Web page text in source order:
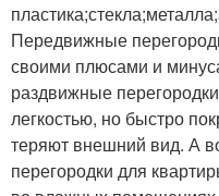
Передвижные
своими плюсами и
раздвижные
легкостью, но быстро
теряют внешний вид. А
перегородки для